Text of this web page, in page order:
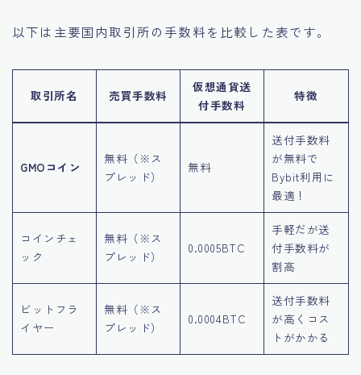
以下は主要国内取引所の手数料を比較した表です。
取引所名 売買手数料
仮想通貨送
付手数料
特徴
GMOコイン
無料（※ス
プレッド）
無料
送付手数料
が無料で
Bybit利用に
最適！
コインチェ
ック
無料（※ス
プレッド）
0.0005BTC
手軽だが送
付手数料が
割高
ビットフラ
イヤー
無料（※ス
プレッド）
0.0004BTC
送付手数料
が高くコス
トがかかる